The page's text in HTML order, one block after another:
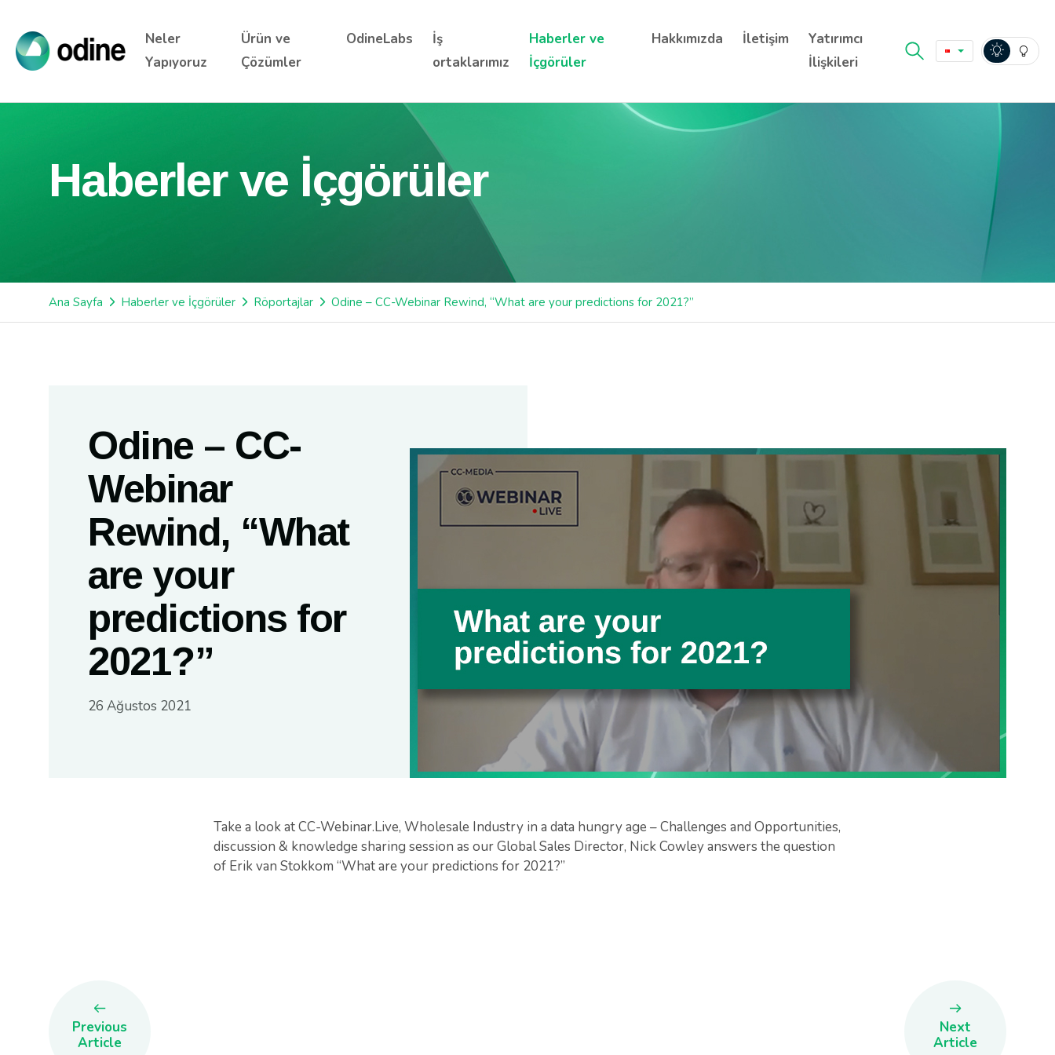
Neler
Yapıyoruz
Ürün ve
Çözümler
OdineLabs
İş
ortaklarımız
Haberler ve
İçgörüler
Hakkımızda İletişim
Yatırımcı
İlişkileri
Haberler ve İçgörüler
Ana Sayfa Haberler ve İçgörüler Röportajlar Odine – CC-Webinar Rewind, “What are your predictions for 2021?”
Odine – CC-
Webinar
Rewind, “What
are your
predictions for
2021?”
26 Ağustos 2021
Take a look at CC-Webinar.Live, Wholesale Industry in a data hungry age – Challenges and Opportunities,
discussion & knowledge sharing session as our Global Sales Director, Nick Cowley answers the question
of Erik van Stokkom “What are your predictions for 2021?”
Previous
Article
Next
Article